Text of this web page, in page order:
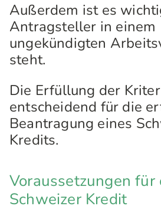
Außerdem ist es
Antragsteller in einem
ungekündigten
steht.
Die Erfüllung der
entscheidend für die
Beantragung eines
Kredits.
Voraussetzungen für
Schweizer Kredit